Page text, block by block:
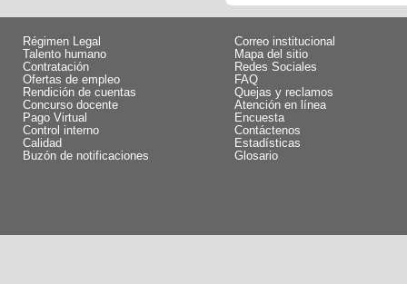
Régimen Legal
Talento humano
Contratación
Ofertas de empleo
Rendición de cuentas
Concurso docente
Pago Virtual
Control interno
Calidad
Buzón de notificaciones
Correo institucional
Mapa del sitio
Redes Sociales
FAQ
Quejas y reclamos
Atención en línea
Encuesta
Contáctenos
Estadísticas
Glosario